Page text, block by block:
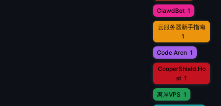
ClawdBot 1
云服务器新手指南
1
Code Aren 1
CooperShield.Ho
st 1
离岸VPS 1